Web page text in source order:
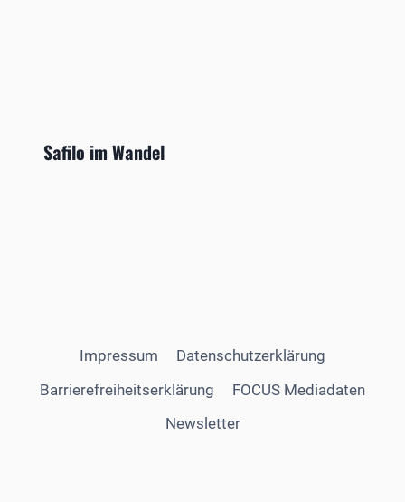
Safilo im Wandel
Impressum
Datenschutzerklärung
Barrierefreiheitserklärung
FOCUS Mediadaten
Newsletter